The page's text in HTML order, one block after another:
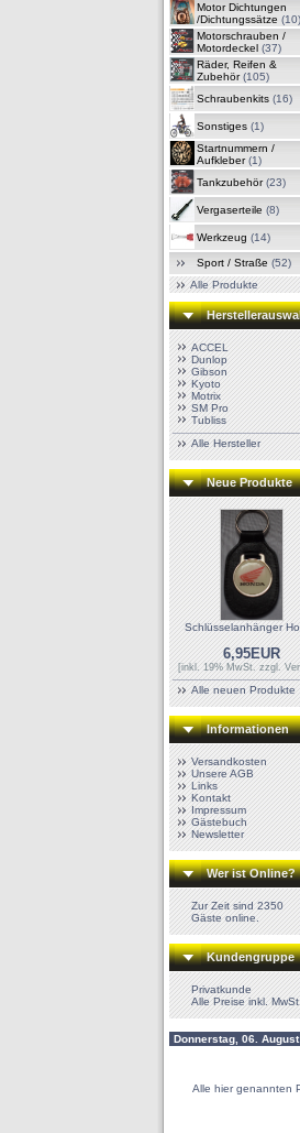
Motor Dichtungen
/Dichtungssätze (10)
Motorschrauben /
Motordeckel (37)
Räder, Reifen &
Zubehör(105)
Schraubenkits (16)
Sonstiges (1)
Startnummern /
Aufkleber(1)
Tankzubehör(23)
Vergaserteile (8)
Werkzeug (14)
Sport / Straße (52)
Alle Produkte
ACCEL
Dunlop
Gibson
Kyoto
Motrix
SM Pro
Tubliss
Alle Hersteller
Neue Produkte
Schlüsselanhänger
6,95EUR
[inkl. 19% MwSt. zzgl.
Alle neuen Produkte
Informationen
Versandkosten
Unsere AGB
Links
Kontakt
Impressum
Gästebuch
Newsletter
Wer ist Online?
Zur Zeit sind 2350
Gäste online.
Kundengruppe
Privatkunde
Alle Preise inkl. MwSt.
Donnerstag, 06. August
Alle hier genannten